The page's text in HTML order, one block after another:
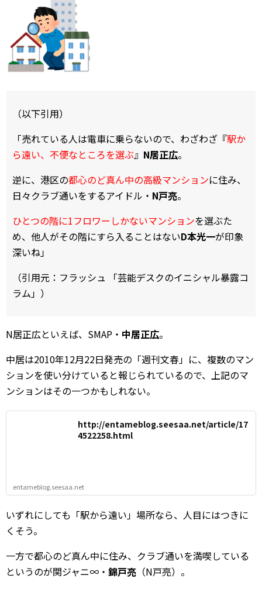
（以下引用）
「売れている人は電車に乗らないので、わざわざ『駅か
ら遠い、不便なところを選ぶ』 N居正広。
逆に、港区の都心のど真ん中の高級マンションに住み、
日々クラブ通いをするアイドル・ N戸亮。
ひとつの階に1フロワーしかないマンションを選ぶた
め、他人がその階にすら入ることはないD本光一が印象
深いね」
（引用元：フラッシュ 「芸能デスクのイニシャル暴露コ
ラム」）
N居正広といえば、SMAP・ 中居正広。
中居は2010年12月22日発売の「週刊文春」に、複数のマン
ションを使い分けていると報じられているので、上記のマ
ンションはその一つかもしれない。
http://entameblog.seesaa.net/article/17
4522258.html
entameblog.seesaa.net
いずれにしても「駅から遠い」場所なら、人目にはつきに
くそう。
一方で都心のど真ん中に住み、クラブ通いを満喫している
というのが関ジャニ∞・ 錦戸亮 （N戸亮）。